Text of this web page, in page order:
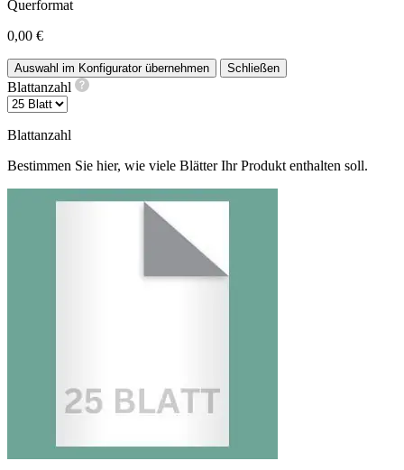
Querformat
0,00 €
Auswahl im Konfigurator übernehmen Schließen
Blattanzahl
Blattanzahl
Bestimmen Sie hier, wie viele Blätter Ihr Produkt enthalten soll.